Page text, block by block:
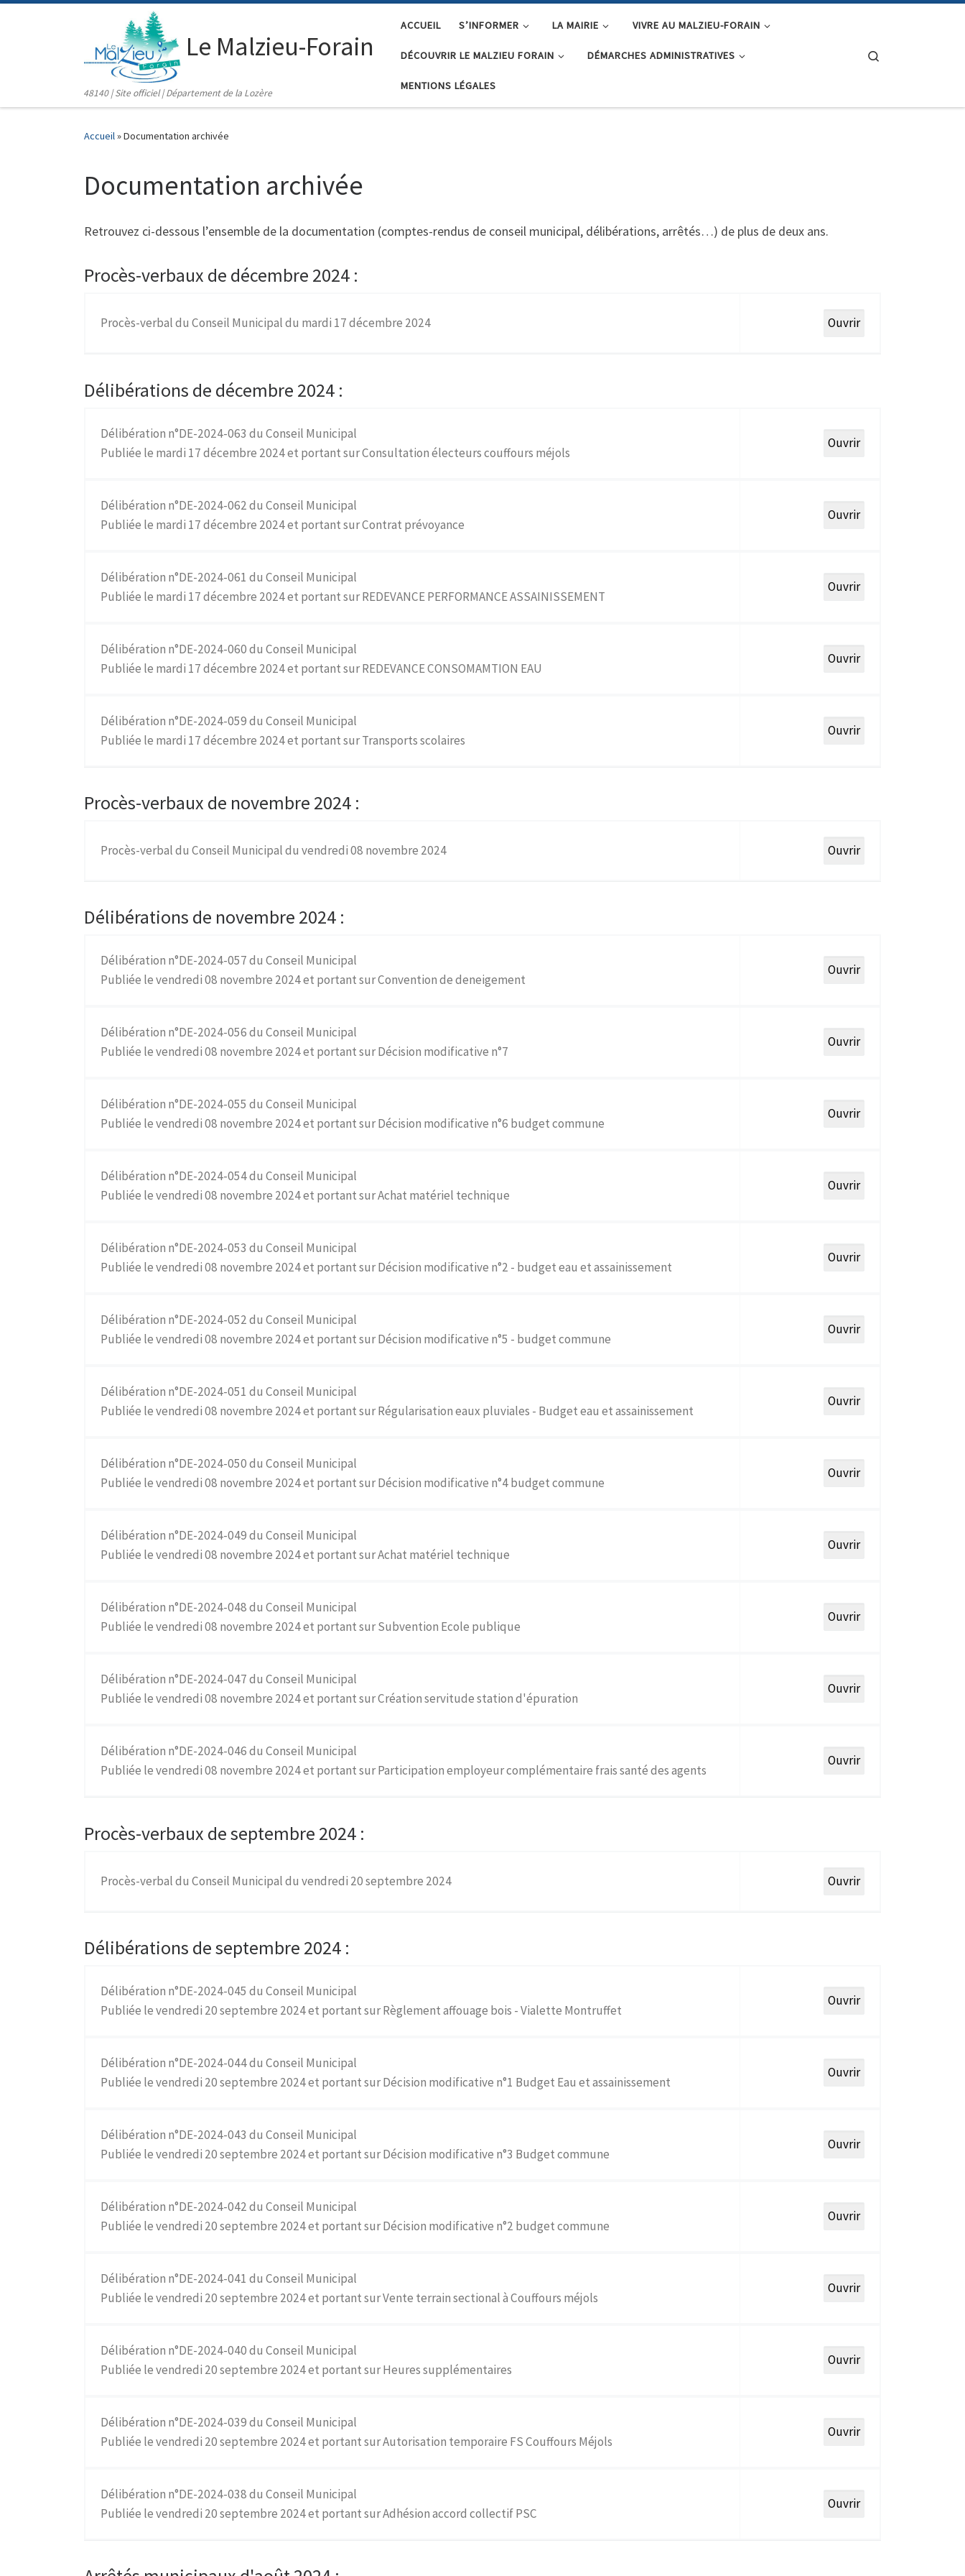
Le Malzieu-Forain
48140 | Site officiel | Département de la Lozère
ACCUEIL S’INFORMER LA MAIRIE VIVRE AU MALZIEU-FORAIN
DÉCOUVRIR LE MALZIEU FORAIN DÉMARCHES ADMINISTRATIVES
MENTIONS LÉGALES
Accueil»Documentation archivée
Documentation archivée
Retrouvez ci-dessous l’ensemble de la documentation (comptes-rendus de conseil municipal, délibérations, arrêtés…) de plus de deux ans.
Procès-verbaux de décembre 2024 :
Procès-verbal du Conseil Municipal du mardi 17 décembre 2024
Délibérations de décembre 2024 :
Délibération n°DE-2024-063 du Conseil Municipal
Publiée le mardi 17 décembre 2024 et portant sur Consultation électeurs couffours méjols
Délibération n°DE-2024-062 du Conseil Municipal
Publiée le mardi 17 décembre 2024 et portant sur Contrat prévoyance
Délibération n°DE-2024-061 du Conseil Municipal
Publiée le mardi 17 décembre 2024 et portant sur REDEVANCE PERFORMANCE ASSAINISSEMENT
Délibération n°DE-2024-060 du Conseil Municipal
Publiée le mardi 17 décembre 2024 et portant sur REDEVANCE CONSOMAMTION EAU
Délibération n°DE-2024-059 du Conseil Municipal
Publiée le mardi 17 décembre 2024 et portant sur Transports scolaires
Procès-verbaux de novembre 2024 :
Procès-verbal du Conseil Municipal du vendredi 08 novembre 2024
Délibérations de novembre 2024 :
Délibération n°DE-2024-057 du Conseil Municipal
Publiée le vendredi 08 novembre 2024 et portant sur Convention de deneigement
Délibération n°DE-2024-056 du Conseil Municipal
Publiée le vendredi 08 novembre 2024 et portant sur Décision modificative n°7
Délibération n°DE-2024-055 du Conseil Municipal
Publiée le vendredi 08 novembre 2024 et portant sur Décision modificative n°6 budget commune
Délibération n°DE-2024-054 du Conseil Municipal
Publiée le vendredi 08 novembre 2024 et portant sur Achat matériel technique
Délibération n°DE-2024-053 du Conseil Municipal
Publiée le vendredi 08 novembre 2024 et portant sur Décision modificative n°2 - budget eau et assainissement
Délibération n°DE-2024-052 du Conseil Municipal
Publiée le vendredi 08 novembre 2024 et portant sur Décision modificative n°5 - budget commune
Délibération n°DE-2024-051 du Conseil Municipal
Publiée le vendredi 08 novembre 2024 et portant sur Régularisation eaux pluviales - Budget eau et assainissement
Délibération n°DE-2024-050 du Conseil Municipal
Publiée le vendredi 08 novembre 2024 et portant sur Décision modificative n°4 budget commune
Délibération n°DE-2024-049 du Conseil Municipal
Publiée le vendredi 08 novembre 2024 et portant sur Achat matériel technique
Délibération n°DE-2024-048 du Conseil Municipal
Publiée le vendredi 08 novembre 2024 et portant sur Subvention Ecole publique
Délibération n°DE-2024-047 du Conseil Municipal
Publiée le vendredi 08 novembre 2024 et portant sur Création servitude station d'épuration
Délibération n°DE-2024-046 du Conseil Municipal
Publiée le vendredi 08 novembre 2024 et portant sur Participation employeur complémentaire frais santé des agents
Procès-verbaux de septembre 2024 :
Procès-verbal du Conseil Municipal du vendredi 20 septembre 2024
Délibérations de septembre 2024 :
Délibération n°DE-2024-045 du Conseil Municipal
Publiée le vendredi 20 septembre 2024 et portant sur Règlement affouage bois - Vialette Montruffet
Délibération n°DE-2024-044 du Conseil Municipal
Publiée le vendredi 20 septembre 2024 et portant sur Décision modificative n°1 Budget Eau et assainissement
Délibération n°DE-2024-043 du Conseil Municipal
Publiée le vendredi 20 septembre 2024 et portant sur Décision modificative n°3 Budget commune
Délibération n°DE-2024-042 du Conseil Municipal
Publiée le vendredi 20 septembre 2024 et portant sur Décision modificative n°2 budget commune
Délibération n°DE-2024-041 du Conseil Municipal
Publiée le vendredi 20 septembre 2024 et portant sur Vente terrain sectional à Couffours méjols
Délibération n°DE-2024-040 du Conseil Municipal
Publiée le vendredi 20 septembre 2024 et portant sur Heures supplémentaires
Délibération n°DE-2024-039 du Conseil Municipal
Publiée le vendredi 20 septembre 2024 et portant sur Autorisation temporaire FS Couffours Méjols
Délibération n°DE-2024-038 du Conseil Municipal
Publiée le vendredi 20 septembre 2024 et portant sur Adhésion accord collectif PSC